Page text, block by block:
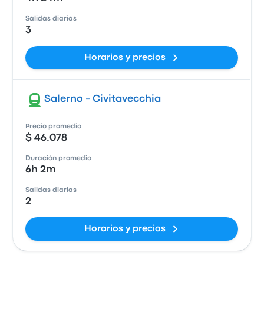
Salidas diarias
3
Horarios y precios
Salerno - Civitavecchia
Precio promedio
$ 46.078
Duración promedio
6h 2m
Salidas diarias
2
Horarios y precios